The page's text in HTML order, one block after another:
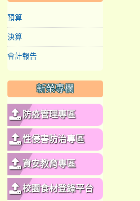
預算
決算
會計報告
新榮專欄
防疫管理專區
性侵害防治專區
資安教育專區
校園食材登錄平台